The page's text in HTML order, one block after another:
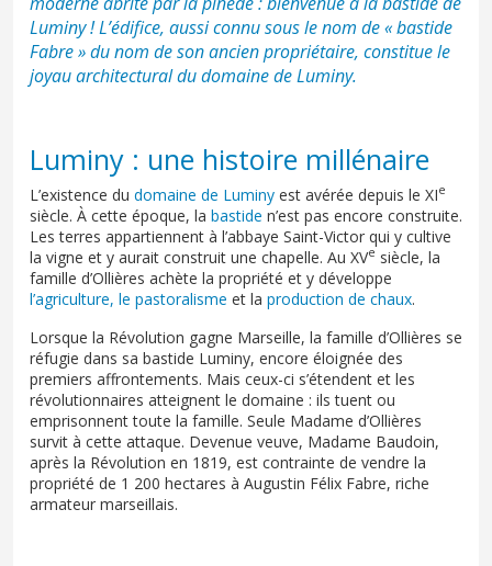
Luminy ! L’édifice, aussi connu sous le nom de « bastide
Fabre » du nom de son ancien propriétaire, constitue le
joyau architectural dudomaine de Luminy.
Luminy : une histoire millénaire
L’existence du domaine de Luminy est avérée depuis le XIe
siècle. À cette époque, la bastide n’est pas encore construite.
Les terres appartiennent à l’abbaye Saint-Victor qui y cultive
la vigne et y aurait construit une chapelle. Au XVe siècle, la
famille d’Ollières achète la propriété et y développe
l’agriculture, le pastoralisme et la production de chaux.
Lorsque la Révolution gagne Marseille, la famille d’Ollières se
réfugie dans sa bastide Luminy, encore éloignée des
premiers affrontements. Mais ceux-ci s’étendent et les
révolutionnaires atteignent le domaine : ils tuent ou
emprisonnent toute la famille. Seule Madame d’Ollières
survit à cette attaque. Devenue veuve, Madame Baudoin,
après la Révolution en 1819, est contrainte de vendre la
propriété de 1 200 hectares à Augustin Félix Fabre, riche
armateur marseillais.